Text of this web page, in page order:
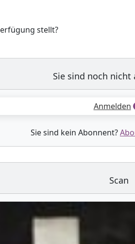
stellt?
Sie sind noch nicht
Anmelden
Sie sind kein Abonnent?
Scan